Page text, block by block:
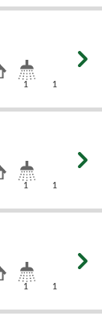
1 1
1 1
1 1